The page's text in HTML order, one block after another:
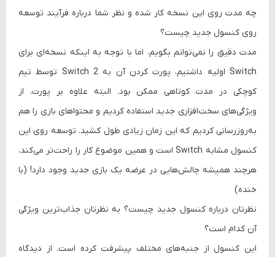
چه مدت روی این نسخه کار شده و نظر شما درباره فرآیند توسعه
روی کنسول جدید چیست؟
مدت دقیق را نمی‌توانم بگویم، اما با توجه به اینکه نسخه‌ای برای
Switch اولیه داشتیم، پورت کردن آن به Switch 2 توسط تیم
کوچکی در مدت کوتاهی ممکن بود. البته علاوه بر پورت، از
ویژگی‌های سخت‌افزاری جدید استفاده کردیم و محتواهای بازی را هم
به‌روزرسانی کردیم که این زمان زیادی طول کشید. توسعه روی این
کنسول مشابه Switch است و همین موضوع کار را راحت‌تر می‌کند،
هرچند همیشه چالش‌هایی در عرضه یک بازی جدید وجود دارد! (با
خنده)
نظرتان درباره کنسول جدید چیست؟ به نظرتان جذاب‌ترین ویژگی
آن کدام است؟
این کنسول از جنبه‌های مختلف پیشرفت کرده است. از دیدگاه